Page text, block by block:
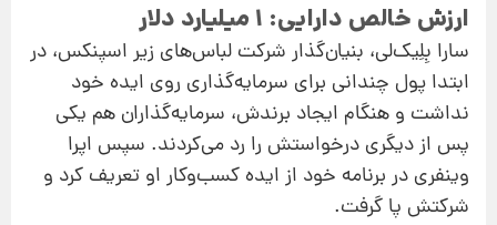
ارزش خالص دارایی: 1 میلیارد دلار
سارا بِلِیک‌لی، بنیان‌گذار شرکت لباس‌های زیر اسپنکس، در
ابتدا پول چندانی برای سرمایه‌گذاری روی ایده خود
نداشت و هنگام ایجاد برندش، سرمایه‌گذاران هم یکی
پس از دیگری درخواستش را رد می‌کردند. سپس اپرا
وینفری در برنامه خود از ایده کسب‌وکار او تعریف کرد و
شرکتش پا گرفت.